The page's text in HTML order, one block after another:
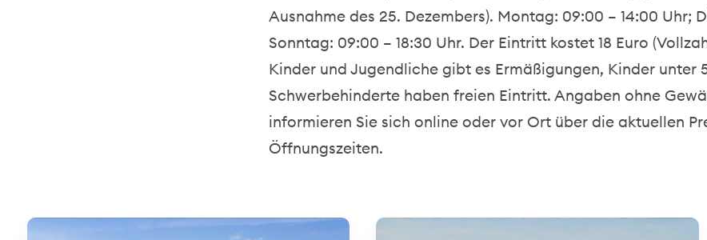
Ausnahme des 25. Dezembers). Montag: 09:00 – 14:00 Uhr;
Sonntag: 09:00 – 18:30 Uhr. Der Eintritt kostet 18 Euro
Kinder und Jugendliche gibt es Ermäßigungen, Kinder unter
Schwerbehinderte haben freien Eintritt. Angaben ohne
informieren Sie sich online oder vor Ort über die aktuellen
Öffnungszeiten.